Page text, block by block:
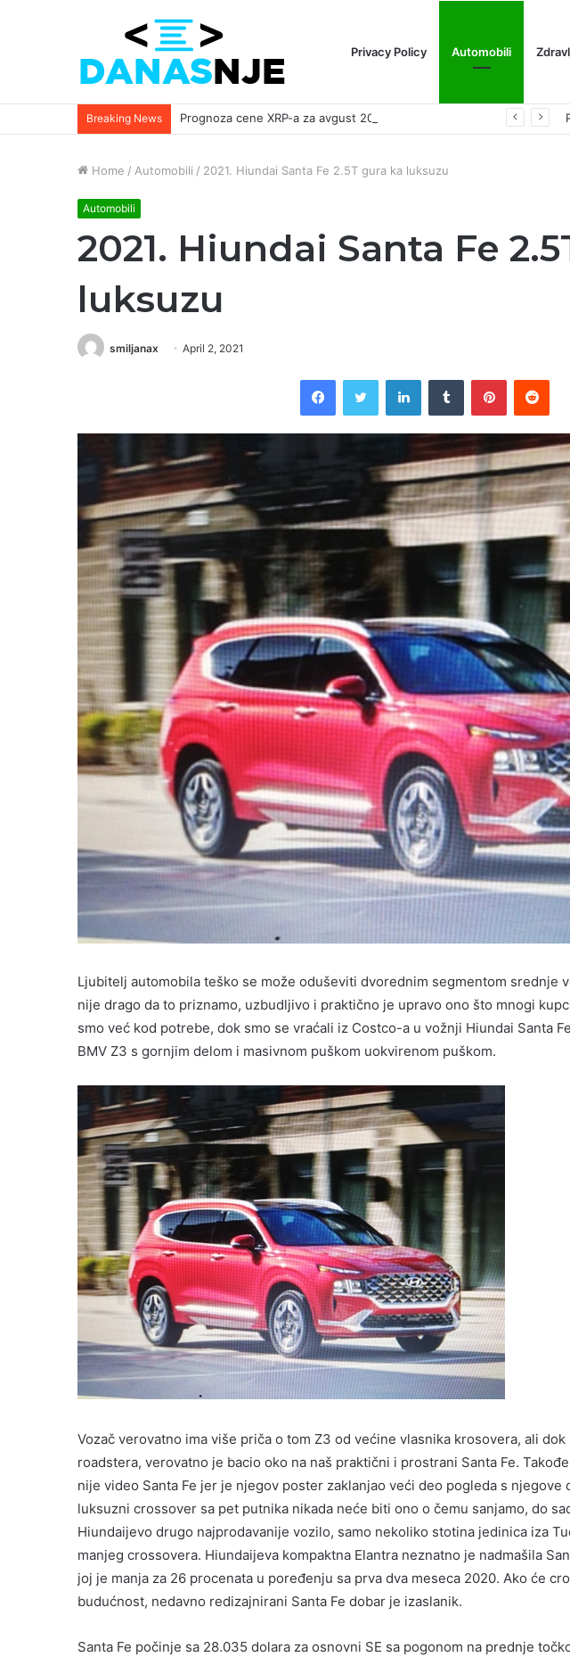
Privacy Policy Automobili
Breaking News
Home / Automobili / 2021. Hiundai Santa Fe 2.5T gura ka luksuzu
Automobili
2021. Hiundai Santa Fe
luksuzu
smiljanax April 2, 2021
FacebookTwitter LinkedInTumblr Pinterest
Ljubitelj automobila teško se može oduševiti dvorednim segmentom srednje
nije drago da to priznamo, uzbudljivo i praktično je upravo ono što mnogi
smo već kod potrebe, dok smo se vraćali iz Costco-a u vožnji Hiundai Santa
BMV Z3 s gornjim delom i masivnom puškom uokvirenom puškom.
Vozač verovatno ima više priča o tom Z3 od većine vlasnika krosovera, ali
roadstera, verovatno je bacio oko na naš praktični i prostrani Santa Fe.
nije video Santa Fe jer je njegov poster zaklanjao veći deo pogleda s njegove
luksuzni crossover sa pet putnika nikada neće biti ono o čemu sanjamo, do
Hiundaijevo drugo najprodavanije vozilo, samo nekoliko stotina jedinica iza
manjeg crossovera. Hiundaijeva kompaktna Elantra neznatno je nadmašila
joj je manja za 26 procenata u poređenju sa prva dva meseca 2020. Ako će
budućnost, nedavno redizajnirani Santa Fe dobar je izaslanik.
Santa Fe počinje sa 28.035 dolara za osnovni SE sa pogonom na prednje